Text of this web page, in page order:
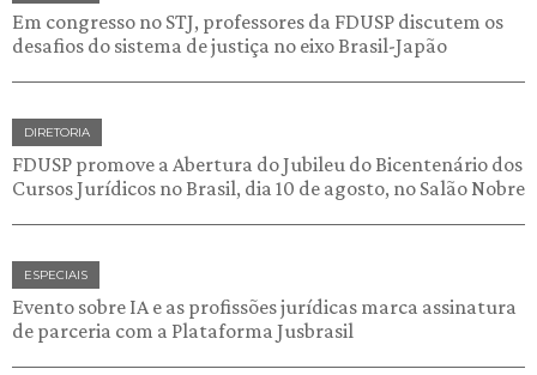
Em congresso no STJ, professores da FDUSP discutem os
desafios do sistema de justiça no eixo Brasil-Japão
DIRETORIA
FDUSP promove a Abertura do Jubileu do Bicentenário dos
Cursos Jurídicos no Brasil, dia 10 de agosto, no Salão Nobre
ESPECIAIS
Evento sobre IA e as profissões jurídicas marca assinatura
de parceria com a Plataforma Jusbrasil